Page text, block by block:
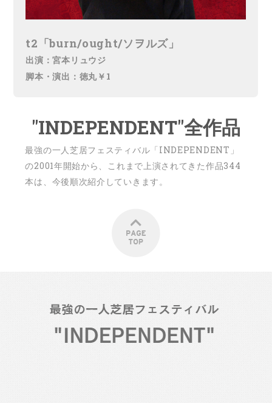
t2「burn/ought/ソヲルズ」
出演：宮本リュウジ
脚本・演出：徳丸￥1
"INDEPENDENT"全作品
最強の一人芝居フェスティバル「INDEPENDENT」
の2001年開始から、これまで上演されてきた作品344
本は、今後順次紹介していきます。